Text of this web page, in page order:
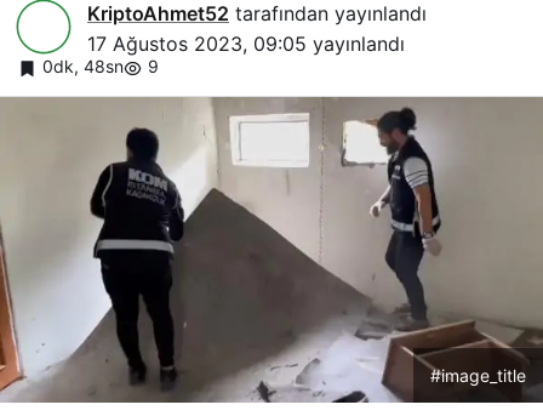
KriptoAhmet52 tarafından yayınlandı
17 Ağustos 2023, 09:05 yayınlandı
0dk, 48sn 9
#image_title